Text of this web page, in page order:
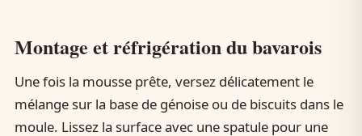
Montage et réfrigération du bavarois
Une fois la mousse prête, versez délicatement le
mélange sur la base de génoise ou de biscuits dans le
moule. Lissez la surface avec une spatule pour une